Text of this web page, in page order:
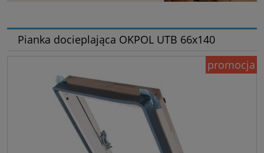
Pianka docieplająca OKPOL UTB 66x140
promocja